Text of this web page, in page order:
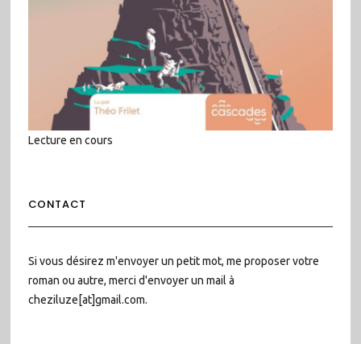
Lecture en cours
CONTACT
Si vous désirez m'envoyer un petit mot, me proposer votre
roman ou autre, merci d'envoyer un mail à
cheziluze[at]gmail.com.